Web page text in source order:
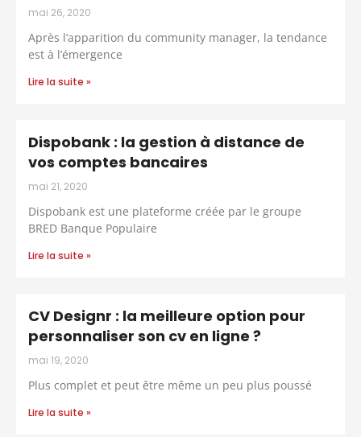
mai 26, 2020
Après l’apparition du community manager, la tendance
est à l’émergence
Lire la suite »
Dispobank : la gestion à distance de
vos comptes bancaires
mai 21, 2020
Dispobank est une plateforme créée par le groupe
BRED Banque Populaire
Lire la suite »
CV Designr : la meilleure option pour
personnaliser son cv en ligne ?
mai 19, 2020
Plus complet et peut être même un peu plus poussé
Lire la suite »